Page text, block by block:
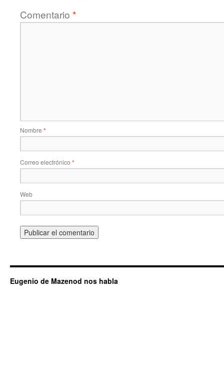
Comentario *
Nombre *
Correo electrónico *
Web
Eugenio de Mazenod nos habla